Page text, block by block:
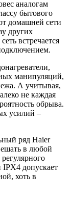
аналогам
бытового
домашней сети
других
встречается
манипуляций,
А учитывая,
не каждая
обрыва.
усилий –
ряд Haier
в любой
допускает
хоть в